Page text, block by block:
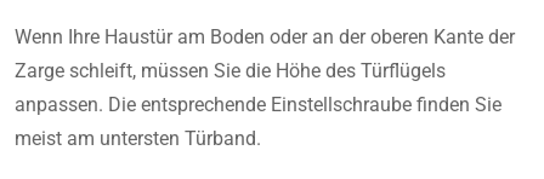
Wenn Ihre Haustür am Boden oder an der oberen Kante der
Zarge schleift, müssen Sie die Höhe des Türflügels
anpassen. Die entsprechende Einstellschraube finden Sie
meist am untersten Türband.